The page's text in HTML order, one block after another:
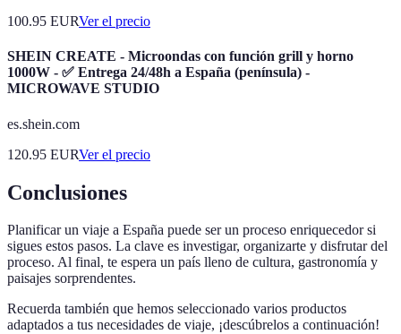
100.95 EURVer el precio
SHEIN CREATE - Microondas con función grill y horno
1000W - ✅ Entrega 24/48h a España (península) -
MICROWAVE STUDIO
es.shein.com
120.95 EURVer el precio
Conclusiones
Planificar un viaje a España puede ser un proceso enriquecedor si
sigues estos pasos. La clave es investigar, organizarte y disfrutar del
proceso. Al final, te espera un país lleno de cultura, gastronomía y
paisajes sorprendentes.
Recuerda también que hemos seleccionado varios productos
adaptados a tus necesidades de viaje, ¡descúbrelos a continuación!